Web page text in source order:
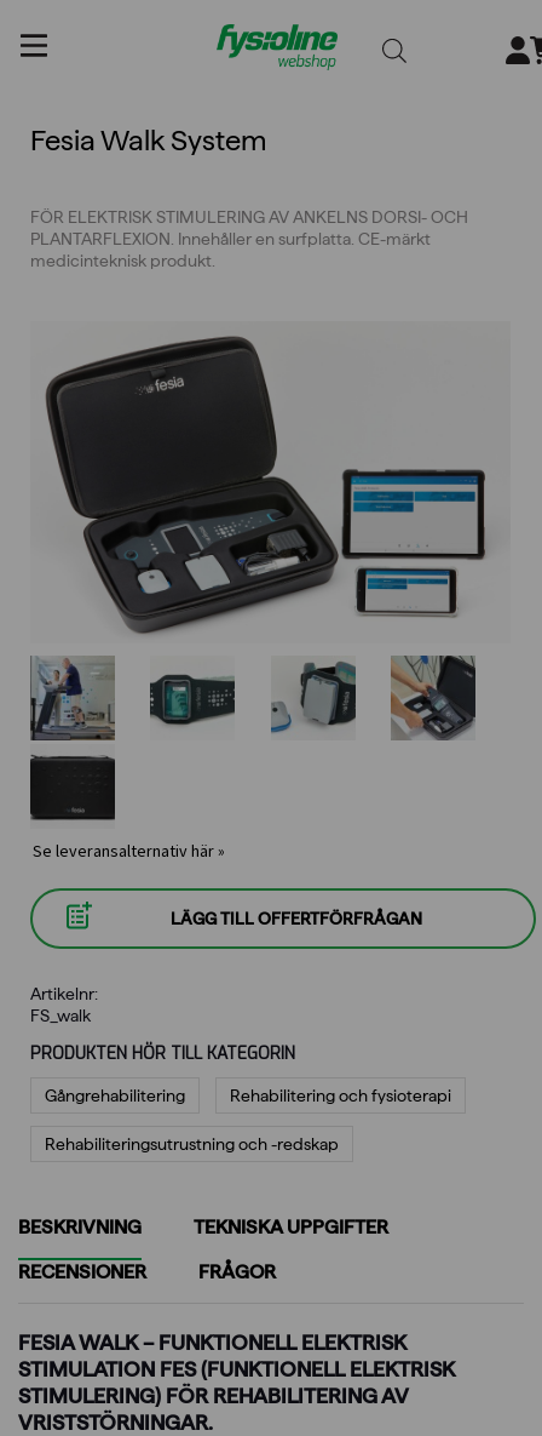
innehållet
Fesia Walk System
FÖR ELEKTRISK STIMULERING AV ANKELNS DORSI- OCH
PLANTARFLEXION. Innehåller en surfplatta. CE-märkt
medicinteknisk produkt.
Se leveransalternativ här »
LÄGG TILL OFFERTFÖRFRÅGAN
Artikelnr:
FS_walk
PRODUKTEN HÖR TILL KATEGORIN
Gångrehabilitering Rehabilitering och fysioterapi
Rehabiliterings­utrustning och -redskap
BESKRIVNING
TEKNISKA UPPGIFTER
RECENSIONER
FRÅGOR
FESIA WALK – FUNKTIONELL ELEKTRISK
STIMULATION FES (FUNKTIONELL ELEKTRISK
STIMULERING) FÖR REHABILITERING AV
VRISTSTÖRNINGAR.